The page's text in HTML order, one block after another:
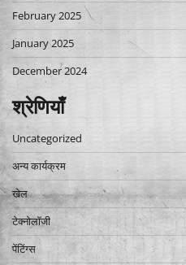
February 2025
January 2025
December 2024
श्रेणियाँ
Uncategorized
अन्य कार्यक्रम
खेल
टेक्नोलॉजी
पेंटिंग्स